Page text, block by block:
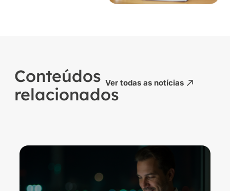
Conteúdos
relacionados
Ver todas as notícias